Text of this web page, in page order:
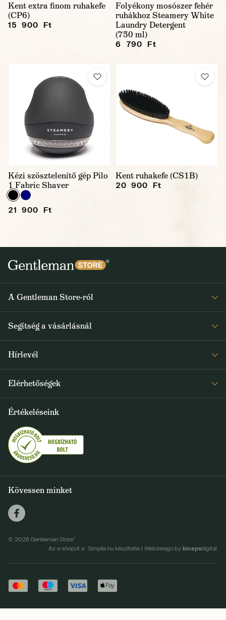
Kent extra finom ruhakefe
(CP6)
15 900 Ft
Folyékony mosószer fehér
ruhákhoz Steamery White
Laundry Detergent
(750 ml)
6 790 Ft
Kézi szösztelenítő gép Pilo
1 Fabric Shaver
21 900 Ft
Kent ruhakefe (CS1B)
20 900 Ft
A Gentleman Store-ról
Rólunk
Journal
Segítség a vásárlásnál
Általános Szerződési Feltételek
Hírlevél
a speciális kínálatokról
Egyetértek a hírlevél elküldésével
Elérhetőségek
Értékeléseink
Kövessen minket
© 2026 Gentleman Store"
Az e-shopot a Simplia.hu készítette | Webdesign by bicepsdigital.